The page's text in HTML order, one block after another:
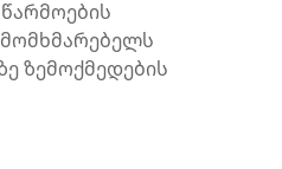
ზემოქმედების